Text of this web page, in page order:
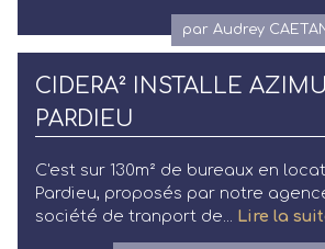
par Audrey
CIDERA² INSTALLE
PARDIEU
C'est sur 130m² de bureaux en
Pardieu, proposés par notre
société de tranport de...
Lire la